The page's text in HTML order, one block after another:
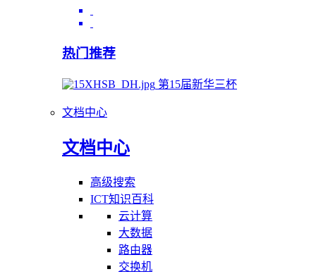
热门推荐
第15届新华三杯
文档中心
文档中心
高级搜索
ICT知识百科
云计算
大数据
路由器
交换机